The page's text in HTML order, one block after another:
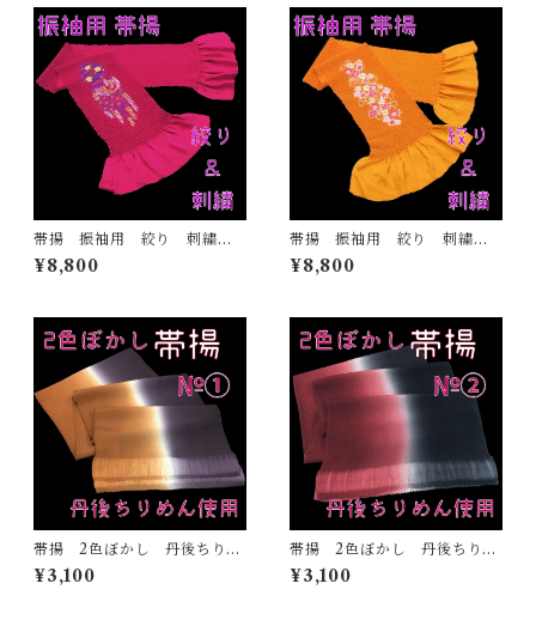
帯揚 振袖用 絞り 刺繍
赤紫 正絹 日本製 着物
ふりそで ママ振 成人式
¥8,800
帯揚 振袖用 絞り 刺繍
山吹色 正絹 日本製 着
物 ふりそで ママ振 成人
¥8,800
帯揚 2色ぼかし 丹後ちりめ
ん 正絹 日本製 和装小
物 おしゃれ おびあげ 着
¥3,100
帯揚 2色ぼかし 丹後ちりめ
ん 正絹 日本製 和装小
物 おしゃれ おびあげ 着
¥3,100